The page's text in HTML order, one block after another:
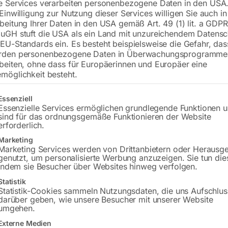
€750,00
inkl. MwSt. zzgl.Versandkosten
Lieferzeit:ca. 2 - 3 Tage
Bitte beachten Sie: Die Versandkosten
In den
Sie haben
Gerne
Anfrageformular
Services verarbeiten personenbezogene Daten in den
zur Nutzung dieser Services willigen Sie auch
Ihrer Daten in den USA gemäß Art. 49 (1) lit. a
stuft die USA als ein Land mit unzureichendem
Standards ein. Es besteht beispielsweise die Gefahr,
personenbezogene Daten in
ohne dass für Europäerinnen und Europäer eine
besteht.
eine Liste der Service-Gruppen, für die eine Einwilligung erteilt
Services ermöglichen grundlegende Funktionen
für das ordnungsgemäße Funktionieren der Website
Services werden von Drittanbietern oder
um personalisierte Werbung anzuzeigen. Sie tun
sie Besucher über Websites hinweg verfolgen.
Cookies sammeln Nutzungsdaten, die uns
geben, wie unsere Besucher mit unserer Website
Medien